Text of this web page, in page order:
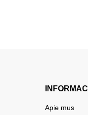
Apie mus